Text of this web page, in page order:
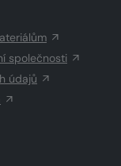
společnosti
údajů